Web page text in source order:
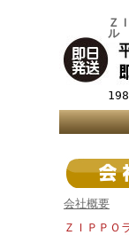
Ｚ
ル
会社概要
ＺＩＰＰＯ